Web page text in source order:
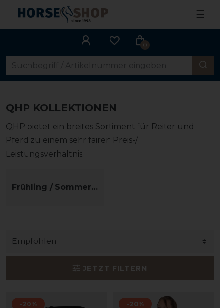
☰
0
QHP KOLLEKTIONEN
QHP bietet ein breites Sortiment für Reiter und
Pferd zu einem sehr fairen Preis-/
Leistungsverhältnis.
Frühling / Sommer 2026
JETZT FILTERN
-20% -20%